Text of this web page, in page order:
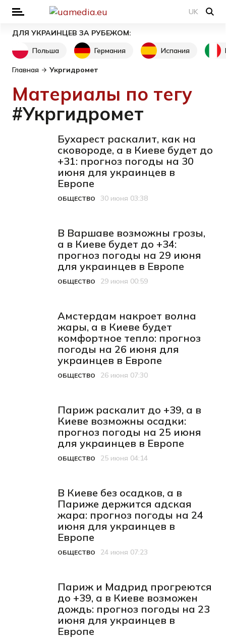
UK
ДЛЯ УКРАИНЦЕВ ЗА РУБЕЖОМ:
Польша
Германия Испания
Главная Укргидромет
Материалы по тегу
#Укргидромет
Бухарест раскалит, как на
сковороде, а в Киеве будет до
+31: прогноз погоды на 30
июня для украинцев в
Европе
Категория
ОБЩЕСТВО
Дата публикации
30 июня 03:38
В Варшаве возможны грозы,
а в Киеве будет до +34:
прогноз погоды на 29 июня
для украинцев в Европе
Категория
ОБЩЕСТВО
Дата публикации
29 июня 00:59
Амстердам накроет волна
жары, а в Киеве будет
комфортное тепло: прогноз
погоды на 26 июня для
украинцев в Европе
Категория
ОБЩЕСТВО
Дата публикации
26 июня 07:30
Париж раскалит до +39, а в
Киеве возможны осадки:
прогноз погоды на 25 июня
для украинцев в Европе
Категория
ОБЩЕСТВО
Дата публикации
25 июня 04:14
В Киеве без осадков, а в
Париже держится адская
жара: прогноз погоды на 24
июня для украинцев в
Европе
Категория
ОБЩЕСТВО
Дата публикации
24 июня 07:23
Париж и Мадрид прогреются
до +39, а в Киеве возможен
дождь: прогноз погоды на 23
июня для украинцев в
Европе